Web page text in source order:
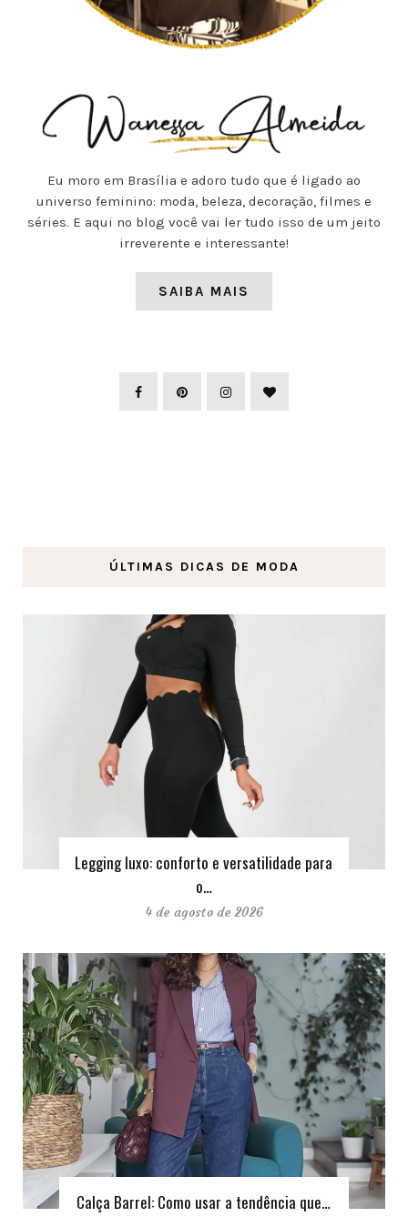
Eu moro em Brasília e adoro tudo que é ligado ao
universo feminino: moda, beleza, decoração, filmes e
séries. E aqui no blog você vai ler tudo isso de um jeito
irreverente e interessante!
SAIBA MAIS
ÚLTIMAS DICAS DE MODA
Legging luxo: conforto e versatilidade para
o…
4 de agosto de 2026
Calça Barrel: Como usar a tendência que…